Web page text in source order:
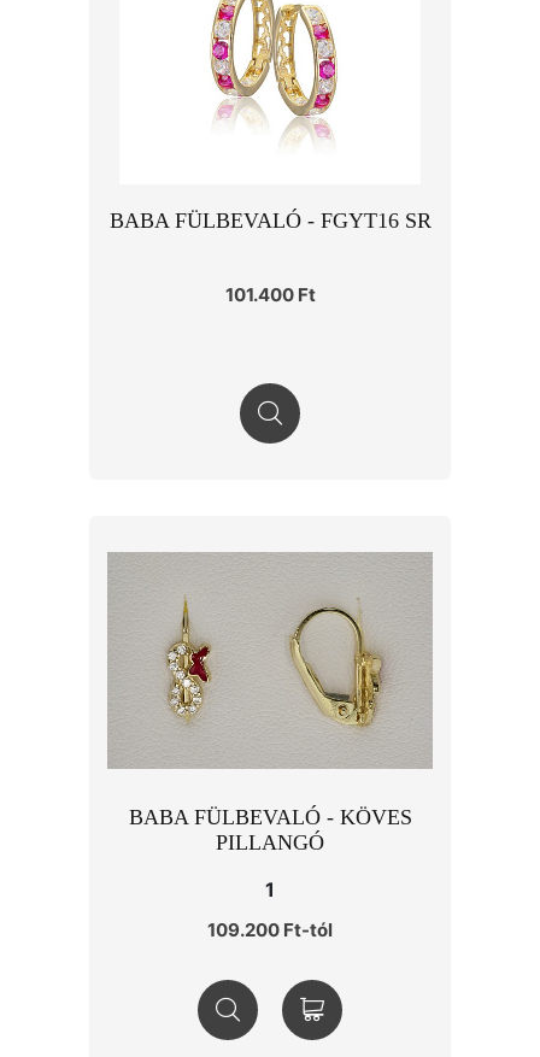
BABA FÜLBEVALÓ - FGYT16 SR
101.400 Ft
BABA FÜLBEVALÓ - KÖVES
PILLANGÓ
1
109.200 Ft-tól